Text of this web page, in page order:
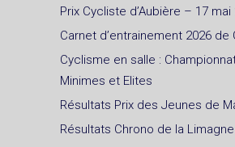
Prix Cycliste d’Aubière – 17 mai
Carnet d’entrainement 2026 de
Cyclisme en salle :
Minimes et Elites
Résultats Prix des Jeunes de
Résultats Chrono de la Limagne